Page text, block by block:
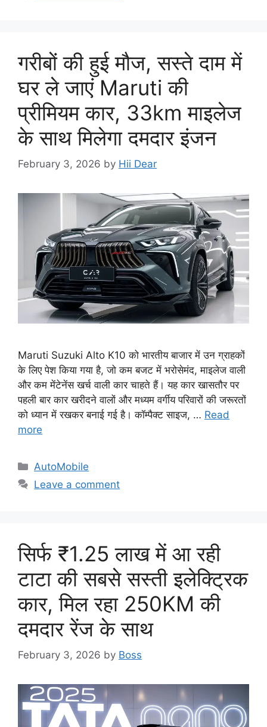
गरीबों की हुई मौज, सस्ते दाम में
घर ले जाएं Maruti की
प्रीमियम कार, 33km माइलेज
के साथ मिलेगा दमदार इंजन
February 3, 2026 by Hii Dear
Maruti Suzuki Alto K10 को भारतीय बाजार में उन ग्राहकों
के लिए पेश किया गया है, जो कम बजट में भरोसेमंद, माइलेज वाली
और कम मेंटेनेंस खर्च वाली कार चाहते हैं। यह कार खासतौर पर
पहली बार कार खरीदने वालों और मध्यम वर्गीय परिवारों की जरूरतों
को ध्यान में रखकर बनाई गई है। कॉम्पैक्ट साइज, … Read
more
Categories
AutoMobile
Leave a comment
सिर्फ ₹1.25 लाख में आ रही
टाटा की सबसे सस्ती इलेक्ट्रिक
कार, मिल रहा 250KM की
दमदार रेंज के साथ
February 3, 2026 by Boss